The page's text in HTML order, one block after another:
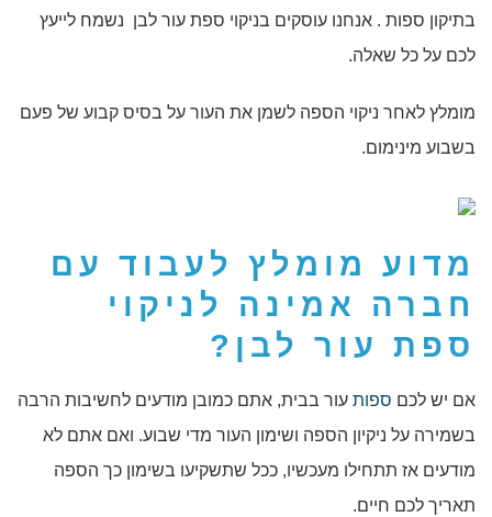
בתיקון ספות . אנחנו עוסקים בניקוי ספת עור לבן נשמח לייעץ
לכם על כל שאלה.
מומלץ לאחר ניקוי הספה לשמן את העור על בסיס קבוע של פעם
בשבוע מינימום.
מדוע מומלץ לעבוד עם
חברה אמינה לניקוי
ספת עור לבן?
אם יש לכם ספות עור בבית, אתם כמובן מודעים לחשיבות הרבה
בשמירה על ניקיון הספה ושימון העור מדי שבוע. ואם אתם לא
מודעים אז תתחילו מעכשיו, ככל שתשקיעו בשימון כך הספה
תאריך לכם חיים.